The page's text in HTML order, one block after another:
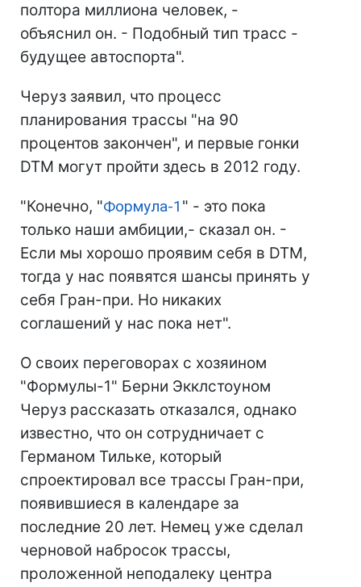
полтора миллиона человек, -
объяснил он. - Подобный тип трасс -
будущее автоспорта".
Черуз заявил, что процесс
планирования трассы "на 90
процентов закончен", и первые гонки
DTM могут пройти здесь в 2012 году.
"Конечно, "Формула-1 " - это пока
только наши амбиции,- сказал он. -
Если мы хорошо проявим себя в DTM,
тогда у нас появятся шансы принять у
себя Гран-при. Но никаких
соглашений у нас пока нет".
О своих переговорах с хозяином
"Формулы-1" Берни Экклстоуном
Черуз рассказать отказался, однако
известно, что он сотрудничает с
Германом Тильке, который
спроектировал все трассы Гран-при,
появившиеся в календаре за
последние 20 лет. Немец уже сделал
черновой набросок трассы,
проложенной неподалеку центра